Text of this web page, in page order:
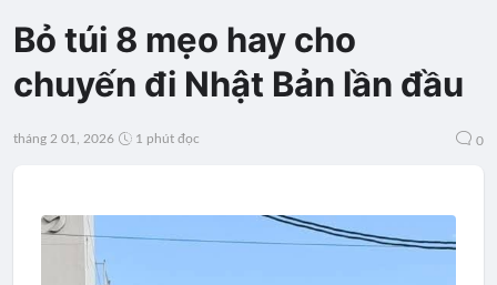
Bỏ túi 8 mẹo hay cho
chuyến đi Nhật Bản lần đầu
tháng 2 01, 2026 1 phút đọc 0